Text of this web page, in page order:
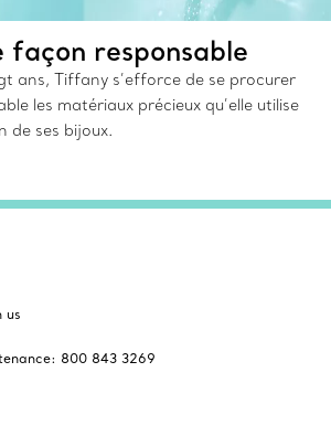
façon responsable
ans, Tiffany s’efforce de se procurer
les matériaux précieux qu’elle utilise
de ses bijoux.
us
800 843 3269